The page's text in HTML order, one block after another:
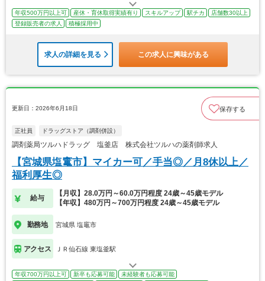
年収500万円以上可 産休・育休取得実績有り スキルアップ 駅チカ
店舗数30以上
登録販売者の求人
積極採用中
求人の詳細を見る この求人に興味がある
更新日：2026年6月18日 保存する
正社員 ドラッグストア（調剤併設）
調剤薬局ツルハドラッグ 塩釜店 株式会社ツルハの薬剤師求人
【宮城県塩竃市】マイカー可／手当◎／月8休以上／
福利厚生◎
給与
【月収】28.0万円～60.0万円程度 24歳～45歳モデル
【年収】480万円～700万円程度 24歳～45歳モデル
勤務地 宮城県 塩竈市
アクセス ＪＲ仙石線 東塩釜駅
年収700万円以上可 新卒も応募可能
未経験者も応募可能